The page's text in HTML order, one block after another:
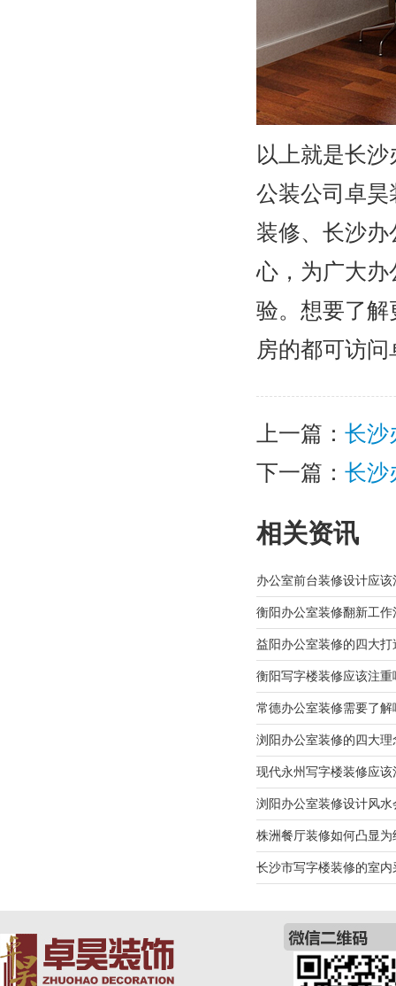
以上就是长
公装公司卓
装修、长沙
心，为广大
验。想要了
房的都可访
上一篇： 长沙
下一篇： 长沙
相关资讯
办公室前台装修设计应该
衡阳办公室装修翻新工作
益阳办公室装修的四大打
衡阳写字楼装修应该注重
常德办公室装修需要了解
浏阳办公室装修的四大理
现代永州写字楼装修应该
浏阳办公室装修设计风水
株洲餐厅装修如何凸显为
长沙市写字楼装修的室内